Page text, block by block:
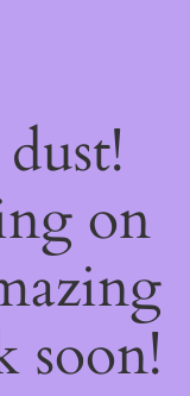
on
soon!